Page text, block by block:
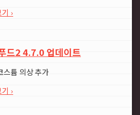
›
드2 4.7.0 업데이트
스튬 의상 추가
›